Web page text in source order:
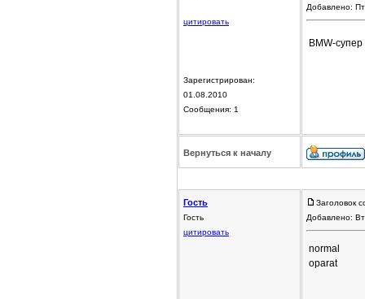
цитировать
Зарегистрирован:
01.08.2010
Сообщения: 1
Добавлено:
BMW-супер
Вернуться к началу
Гость
Гость
цитировать
Заголовок
Добавлено:
normal
oparat